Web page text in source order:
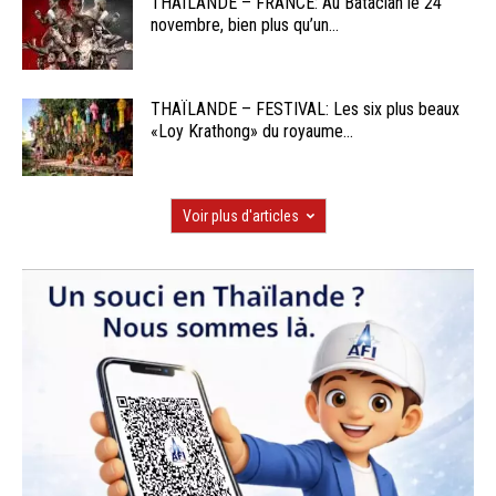
novembre, bien plus qu’un...
THAÏLANDE – FESTIVAL: Les six plus beaux
«Loy Krathong» du royaume...
Voir plus d'articles